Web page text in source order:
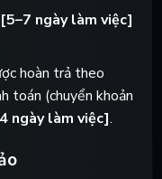
[5–7 ngày làm việc]
hoàn trả theo
toán (chuyển khoản
ngày làm việc].